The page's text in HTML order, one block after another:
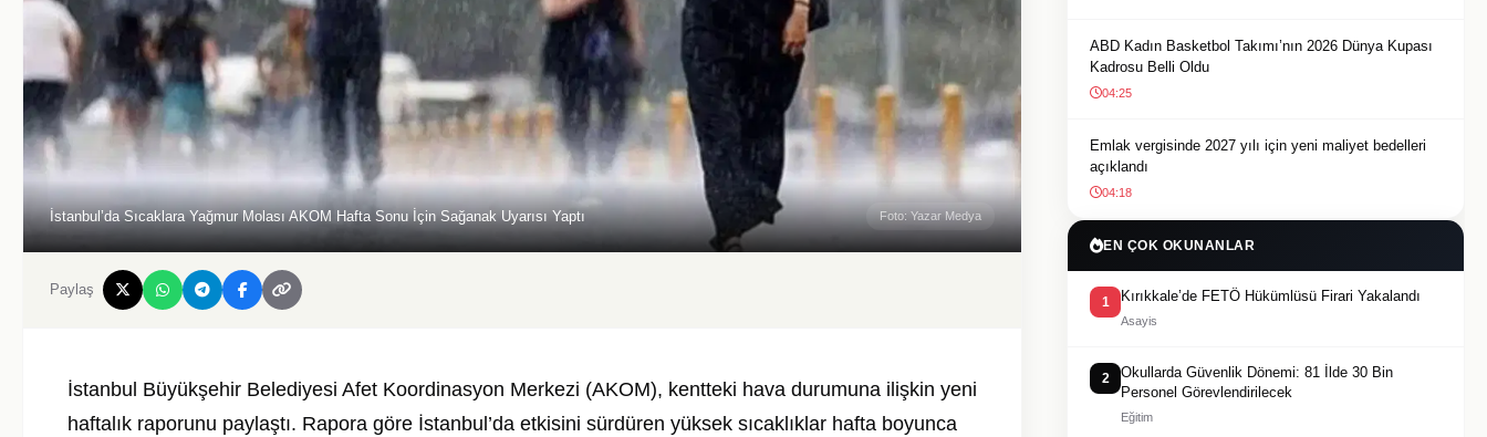
İstanbul’da Sıcaklara Yağmur Molası AKOM Hafta Sonu İçin Sağanak Uyarısı Yaptı Foto: Yazar Medya
Paylaş
İstanbul Büyükşehir Belediyesi Afet Koordinasyon Merkezi (AKOM), kentteki hava durumuna ilişkin yeni
haftalık raporunu paylaştı. Rapora göre İstanbul’da etkisini sürdüren yüksek sıcaklıklar hafta boyunca
ABD Kadın Basketbol Takımı’nın 2026 Dünya Kupası
Kadrosu Belli Oldu
04:25
Emlak vergisinde 2027 yılı için yeni maliyet bedelleri
açıklandı
04:18
EN ÇOK OKUNANLAR
1 Kırıkkale’de FETÖ Hükümlüsü Firari Yakalandı
Asayis
2
Okullarda Güvenlik Dönemi: 81 İlde 30 Bin
Personel Görevlendirilecek
Eğitim